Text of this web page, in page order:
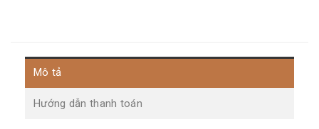
Mô tả
Hướng dẫn thanh toán